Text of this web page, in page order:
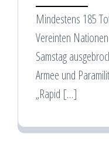
Mindestens 185
Vereinten
Samstag
Armee und
„Rapid […]